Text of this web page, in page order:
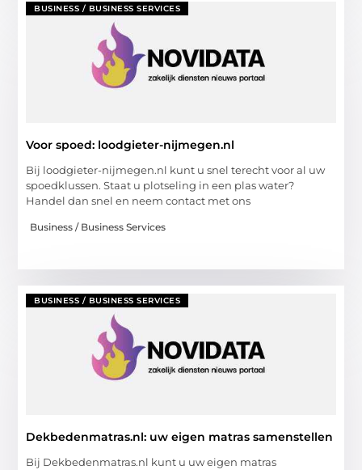
BUSINESS / BUSINESS SERVICES
Voor spoed: loodgieter-nijmegen.nl
Bij loodgieter-nijmegen.nl kunt u snel terecht voor al uw
spoedklussen. Staat u plotseling in een plas water?
Handel dan snel en neem contact met ons
Business / Business Services
BUSINESS / BUSINESS SERVICES
Dekbedenmatras.nl: uw eigen matras samenstellen
Bij Dekbedenmatras.nl kunt u uw eigen matras